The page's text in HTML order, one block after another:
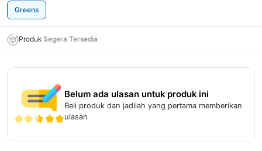
Greens
Produk Segera Tersedia
Belum ada ulasan untuk produk ini
Beli produk dan jadilah yang pertama memberikan
ulasan